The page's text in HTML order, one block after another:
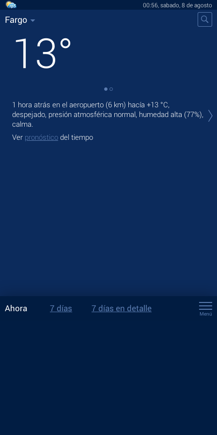
00:56, sabado, 8 de agosto
Fargo
13°
1 hora atrás en el aeropuerto (6 km) hacía +13 °C,
despejado, presión atmosférica normal, humedad alta (77%),
calma.
Ver pronóstico del tiempo
Ahora 7 días 7 días en detalle
Menú